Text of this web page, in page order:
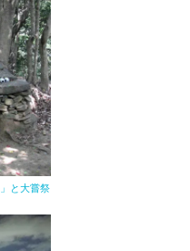
と大嘗祭